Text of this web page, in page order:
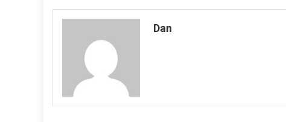
navigation
Dan